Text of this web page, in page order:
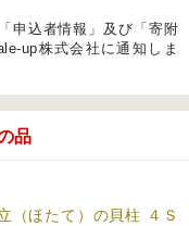
申込者情報」及び「寄附
up株式会社に通知しま
品
（ほたて）の貝柱 ４Ｓ